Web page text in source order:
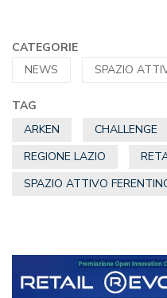
CATEGORIE
NEWS
SPAZIO
TAG
ARKEN
CHALLENGE
REGIONE LAZIO
SPAZIO ATTIVO